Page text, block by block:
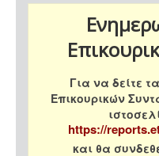
Για να δείτε
Επικουρικών
https://
και θα